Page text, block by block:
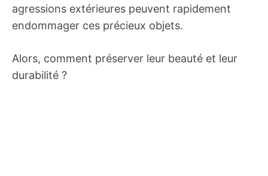
agressions extérieures peuvent rapidement
endommager ces précieux objets.
Alors, comment préserver leur beauté et leur
durabilité ?